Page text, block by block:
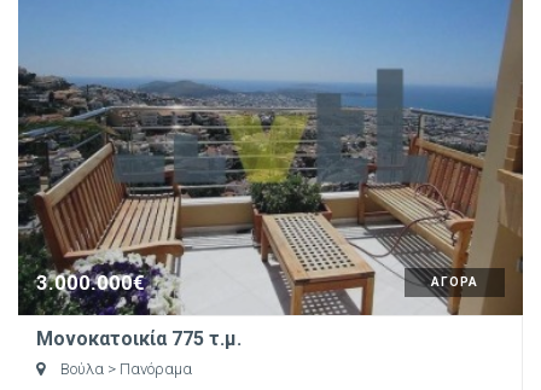
ΑΓΟΡΑ
3.000.000€
Μονοκατοικία 775 τ.μ.
Βούλα > Πανόραμα